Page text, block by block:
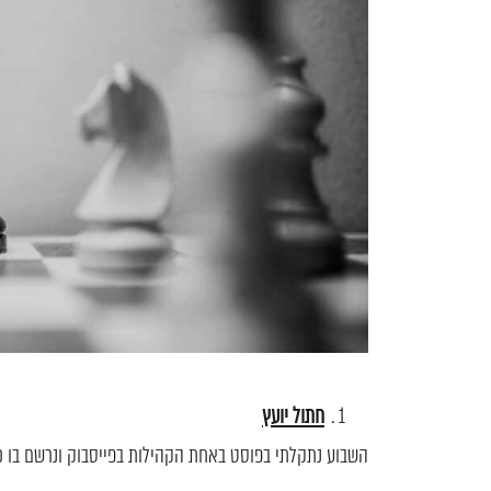
חתול יועץ
השבוע נתקלתי בפוסט באחת הקהילות בפייסבוק ונרשם בו